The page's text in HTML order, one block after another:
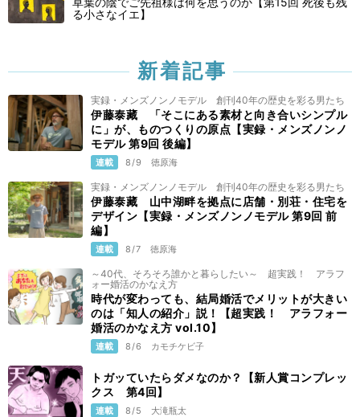
る小さなイエ】
新着記事
実録・メンズノンノモデル 創刊40年の歴史を彩る男たち
伊藤泰藏 「そこにある素材と向き合いシンプル
に」が、ものつくりの原点【実録・メンズノンノ
モデル 第9回 後編】
連載 8/9 徳原海
実録・メンズノンノモデル 創刊40年の歴史を彩る男たち
伊藤泰藏 山中湖畔を拠点に店舗・別荘・住宅を
デザイン【実録・メンズノンノモデル 第9回 前
編】
連載 8/7 徳原海
～40代、そろそろ誰かと暮らしたい～ 超実践！ アラフ
ォー婚活のかなえ方
時代が変わっても、結局婚活でメリットが大きい
のは「知人の紹介」説！【超実践！ アラフォー
婚活のかなえ方 vol.10】
連載 8/6 カモチケビ子
トガッていたらダメなのか？【新人賞コンプレッ
クス 第4回】
連載 8/5 大滝瓶太